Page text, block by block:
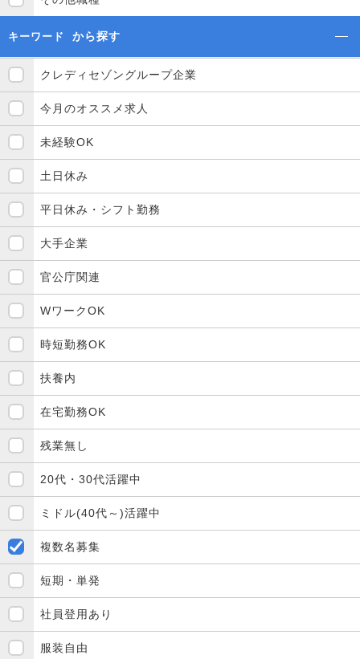
キーワード から探す
クレディセゾングループ企業
今月のオススメ求人
未経験OK
土日休み
平日休み・シフト勤務
大手企業
官公庁関連
WワークOK
時短勤務OK
扶養内
在宅勤務OK
残業無し
20代・30代活躍中
ミドル(40代～)活躍中
複数名募集
短期・単発
社員登用あり
服装自由